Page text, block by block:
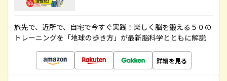
旅先で、近所で、自宅で今すぐ実践！楽しく脳を鍛える５０の
トレーニングを「地球の歩き方」が最新脳科学とともに解説
詳細を見る